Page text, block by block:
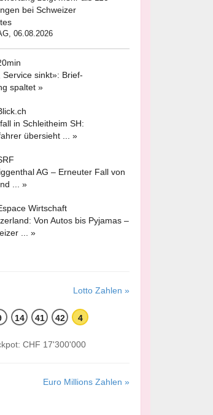
bei Schweizer
06.08.2026
Service sinkt»: Brief-
spaltet »
in Schleitheim SH:
übersieht ... »
AG – Erneuter Fall von
... »
Von Autos bis Pyjamas –
... »
Lotto Zahlen »
14 41 42 4
CHF 17'300'000
Euro Millions Zahlen »